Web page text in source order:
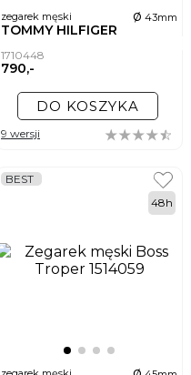
zegarek męski ø 43mm
TOMMY HILFIGER
1710448
790,-
DO KOSZYKA
9 wersji
BEST
48h